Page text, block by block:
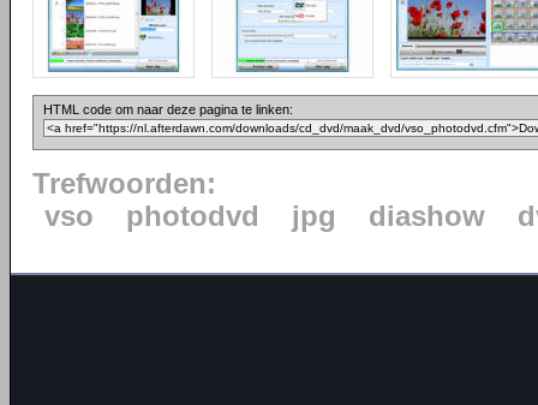
HTML code om naar deze pagina te linken:
Trefwoorden:
vso
photodvd jpg diashow